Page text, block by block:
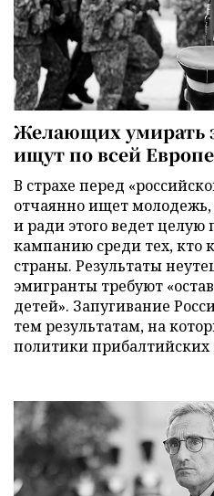
Желающих умирать
ищут по всей Европе
В страхе перед
отчаянно ищет
и ради этого ведет целую
кампанию среди тех, кто
страны. Результаты
эмигранты требуют
детей». Запугивание
тем результатам, на
политики прибалтийских